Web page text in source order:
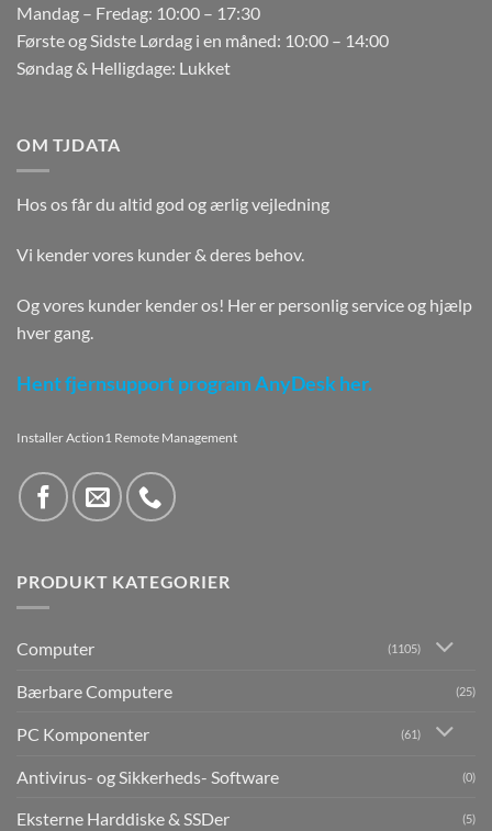
Mandag – Fredag: 10:00 – 17:30
Første og Sidste Lørdag i en måned: 10:00 – 14:00
Søndag & Helligdage: Lukket
OM TJDATA
Hos os får du altid god og ærlig vejledning
Vi kender vores kunder & deres behov.
Og vores kunder kender os! Her er personlig service og hjælp
hver gang.
Hent fjernsupport program AnyDesk her.
Installer Action1 Remote Management
PRODUKT KATEGORIER
Computer (1105)
Bærbare Computere (25)
PC Komponenter (61)
Antivirus- og Sikkerheds- Software (0)
Eksterne Harddiske & SSDer (5)